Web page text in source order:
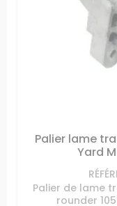
Palier lame
Yard
Palier de lame
rounder